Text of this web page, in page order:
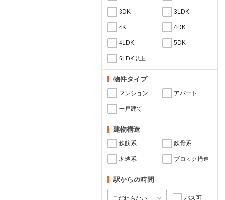
3DK 3LDK
4K 4DK
4LDK 5DK
5LDK以上
物件タイプ
マンション アパート
一戸建て
建物構造
鉄筋系 鉄骨系
木造系 ブロック構造
駅からの時間
バス可